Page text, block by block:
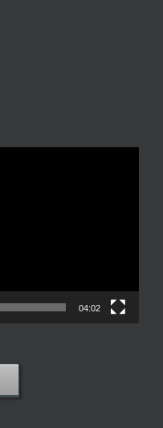
04:02